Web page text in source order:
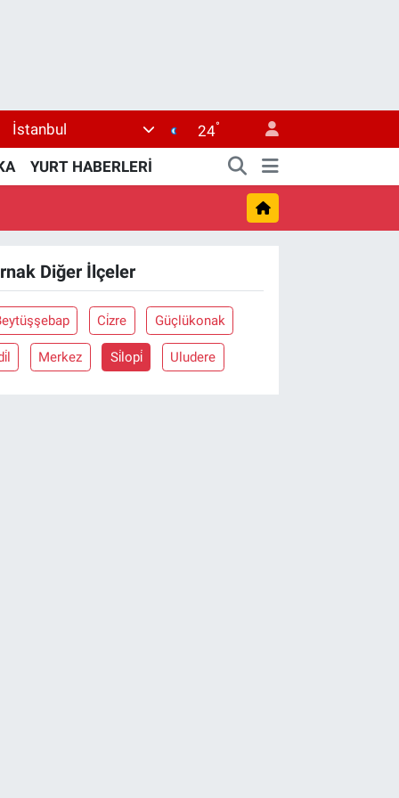
İstanbul 24°
YURT HABERLERİ
Diğer İlçeler
Ci̇zre Güçlükonak
Merkez Si̇lopi̇ Uludere